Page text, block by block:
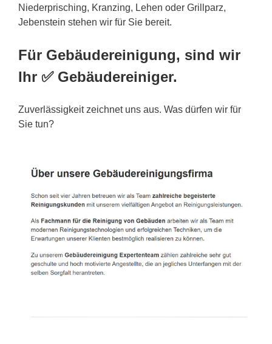
Niederprisching, Kranzing, Lehen oder Grillparz,
Jebenstein stehen wir für Sie bereit.
Für Gebäudereinigung, sind wir
Ihr ✅ Gebäudereiniger.
Zuverlässigkeit zeichnet uns aus. Was dürfen wir für
Sie tun?